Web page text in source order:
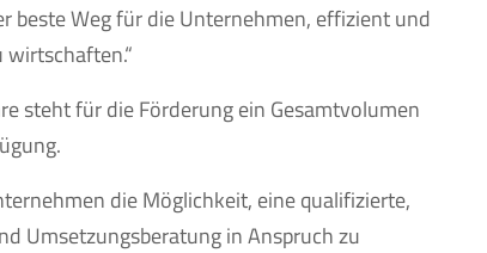
beste Weg für die Unternehmen, effizient und
steht für die Förderung ein Gesamtvolumen
die Möglichkeit, eine qualifizierte,
Umsetzungsberatung in Anspruch zu